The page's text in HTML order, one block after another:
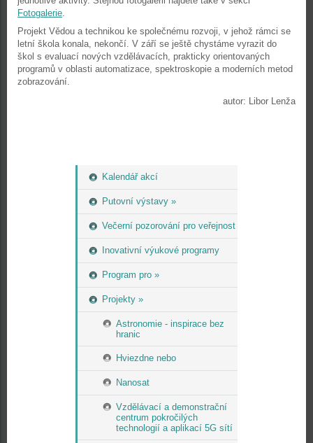
Kalendář akcí
Putovní výstavy »
Večerní pozorování pro veřejnost
Inovativní výukové programy
Program pro »
Projekty »
Astronomie - inspirace bez
hranic
Hviezdne nebo
Nanosat
Vzdělávací a demonstrační
centrum pokročilých
technologií a aplikací 5G sítí
Fotogalerie.
Projekt Vědou a technikou ke společnému rozvoji, v jehož rámci se
letní škola konala, nekončí. V září se ještě chystáme vyrazit do
škol s evaluací nových vzdělávacích, prakticky orientovaných
programů v oblasti automatizace, spektroskopie a moderních metod
zobrazování.
autor: Libor Lenža